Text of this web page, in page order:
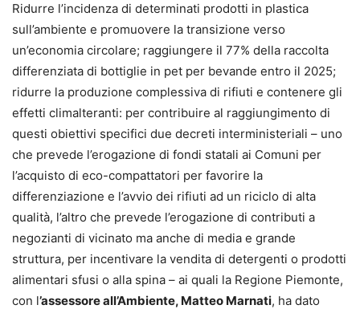
Ridurre l’incidenza di determinati prodotti in plastica
sull’ambiente e promuovere la transizione verso
un’economia circolare; raggiungere il 77% della raccolta
differenziata di bottiglie in pet per bevande entro il 2025;
ridurre la produzione complessiva di rifiuti e contenere gli
effetti climalteranti: per contribuire al raggiungimento di
questi obiettivi specifici due decreti interministeriali – uno
che prevede l’erogazione di fondi statali ai Comuni per
l’acquisto di eco-compattatori per favorire la
differenziazione e l’avvio dei rifiuti ad un riciclo di alta
qualità, l’altro che prevede l’erogazione di contributi a
negozianti di vicinato ma anche di media e grande
struttura, per incentivare la vendita di detergenti o prodotti
alimentari sfusi o alla spina – ai quali la Regione Piemonte,
con l’assessore all’Ambiente, Matteo Marnati, ha dato